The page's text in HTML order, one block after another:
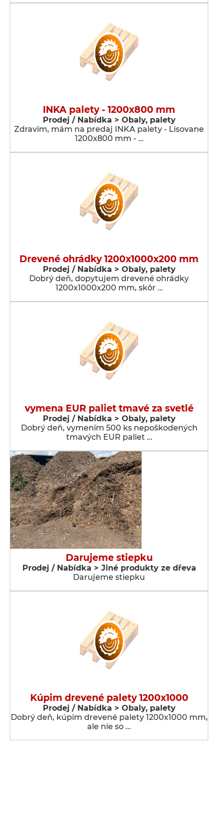
INKA palety - 1200x800 mm
Prodej / Nabídka > Obaly, palety
Zdravim, mám na predaj INKA palety - Lisovane
1200x800 mm - …
Drevené ohrádky 1200x1000x200 mm
Prodej / Nabídka > Obaly, palety
Dobrý deň, dopytujem drevené ohrádky
1200x1000x200 mm, skôr …
vymena EUR paliet tmavé za svetlé
Prodej / Nabídka > Obaly, palety
Dobrý deň, vymením 500 ks nepoškodených
tmavých EUR paliet …
Darujeme stiepku
Prodej / Nabídka > Jiné produkty ze dřeva
Darujeme stiepku
Kúpim drevené palety 1200x1000
Prodej / Nabídka > Obaly, palety
Dobrý deň, kúpim drevené palety 1200x1000 mm,
ale nie so …